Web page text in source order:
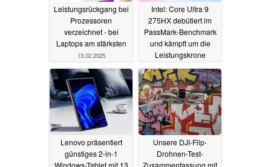
Leistungsrückgang bei
Prozessoren
verzeichnet - bei
Laptops am stärksten
13.02.2025
Intel: Core Ultra 9
275HX debütiert im
PassMark-Benchmark
und kämpft um die
Leistungskrone
10.02.2025
Lenovo präsentiert
günstiges 2-in-1
Unsere DJI-Flip-
Drohnen-Test-